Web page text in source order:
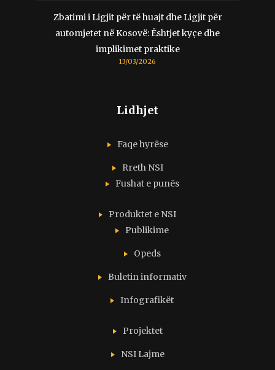
Zbatimi i Ligjit për të huajt dhe Ligjit për
automjetet në Kosovë: Ështjet kyçe dhe
implikimet praktike
13/03/2026
Lidhjet
Faqe hyrëse
Rreth NSI
Fushat e punës
Produktet e NSI
Publikime
Opeds
Buletin informativ
Infografikët
Projektet
NSI Lajme